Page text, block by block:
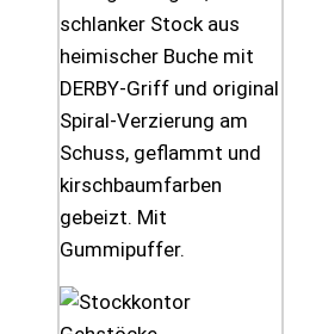
schlanker Stock aus
heimischer Buche mit
DERBY-Griff und original
Spiral-Verzierung am
Schuss, geflammt und
kirschbaumfarben
gebeizt. Mit
Gummipuffer.